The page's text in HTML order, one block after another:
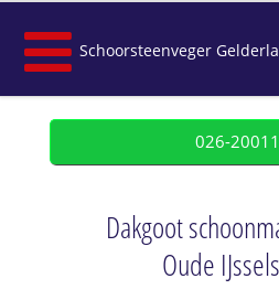
Schoorsteenveger
026-
Dakgoot
Oude